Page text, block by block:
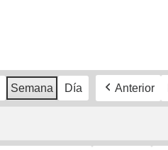
Semana Día Anterior